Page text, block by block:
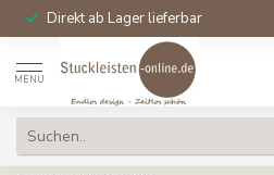
Direkt ab Lager lieferbar
MENU